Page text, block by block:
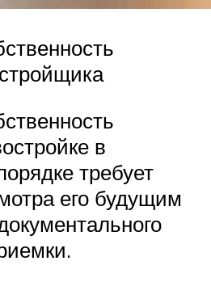
в
требует
его будущим